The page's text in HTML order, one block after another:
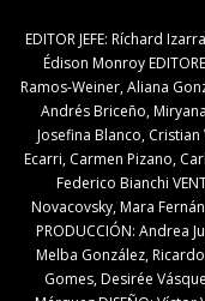
EDITOR JEFE: Ríchard
Édison Monroy
Ramos-Weiner, Aliana
Andrés Briceño,
Josefina Blanco,
Ecarri, Carmen Pizano,
Federico Bianchi
Novacovsky, Mara
PRODUCCIÓN: Andrea
Melba González,
Gomes, Desirée